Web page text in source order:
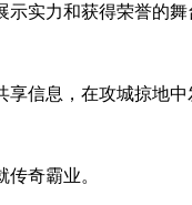
实力和获得荣誉的舞
信息，在攻城掠地中
奇霸业。